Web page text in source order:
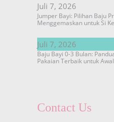
Juli 7, 2026
Jumper Bayi: Pilihan Baju
Menggemaskan untuk Si
Juli 7, 2026
Baju Bayi 0-3 Bulan:
Pakaian Terbaik untuk
Contact Us